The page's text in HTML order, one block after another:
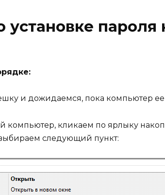
установке пароля
и дожидаемся, пока компьютер ее
компьютер, кликаем по ярлыку
следующий пункт: